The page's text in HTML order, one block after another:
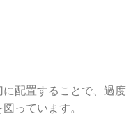
配置することで、過度
っています。